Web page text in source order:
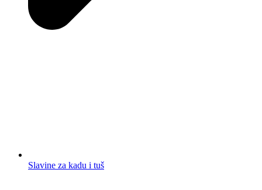
Slavine za kadu i tuš